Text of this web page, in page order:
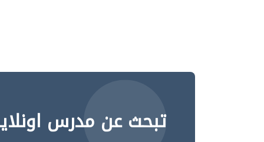
تبحث عن مدرس